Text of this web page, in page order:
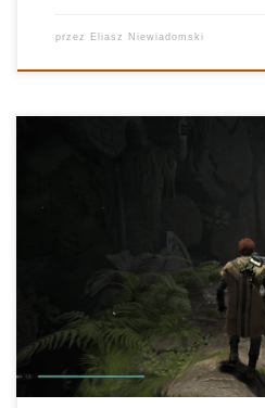
przez Eliasz Niewiadomski
Gwiezdne wojny są jedną z
pokolenia. Oprócz oglądania
fani franczyzy mogli zagrać w
Wars. Wspomnieć tutaj trzeba o tak
KoTOR, Jedi knight, […]